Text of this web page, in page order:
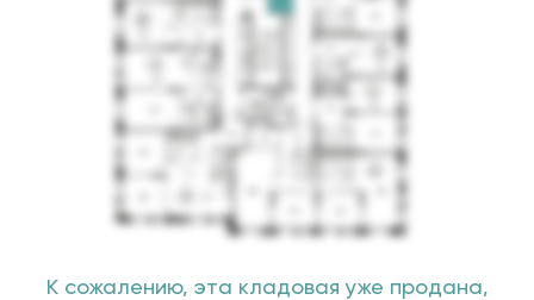
К сожалению, эта кладовая уже продана,